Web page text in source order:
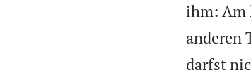
ihm: Am
anderen
darfst